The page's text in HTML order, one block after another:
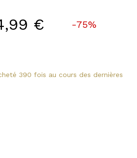
€ -75%
390 fois au cours des dernières